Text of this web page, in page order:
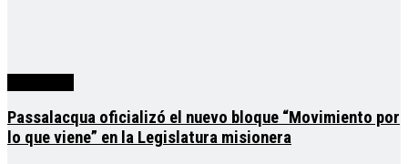
Passalacqua oficializó el nuevo bloque “Movimiento por
lo que viene” en la Legislatura misionera